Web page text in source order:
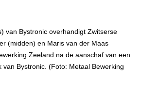
van Bystronic overhandigt Zwitserse
(midden) en Maris van der Maas
Zeeland na de aanschaf van een
van Bystronic. (Foto: Metaal Bewerking